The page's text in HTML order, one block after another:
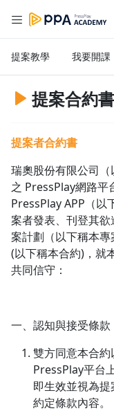
🌞 PPA 避暑
🥵 酷暑限時快
2% 點數回饋！
無上限🔥購買
入好友👉 享有
提案教學 我要開課
提案合約書
提案者合約書
瑞奧股份有限公司
之 PressPlay網路平
PressPlay APP（以
案者發表、刊登其
案計劃（以下稱本
(以下稱本合約)，就
共同信守：
一、認知與接受條款
雙方同意本合
PressPlay平台
即生效並視為
約定條款內容。
--:--
追蹤列
清除全部